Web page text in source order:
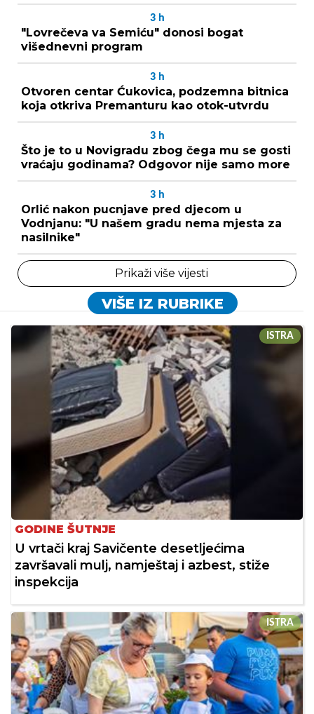
3 h
"Lovrečeva va Semiću" donosi bogat
višednevni program
3 h
Otvoren centar Ćukovica, podzemna bitnica
koja otkriva Premanturu kao otok-utvrdu
3 h
Što je to u Novigradu zbog čega mu se gosti
vraćaju godinama? Odgovor nije samo more
3 h
Orlić nakon pucnjave pred djecom u
Vodnjanu: "U našem gradu nema mjesta za
nasilnike"
Prikaži više vijesti
VIŠE IZ RUBRIKE
ISTRA
GODINE ŠUTNJE
U vrtači kraj Savičente desetljećima
završavali mulj, namještaj i azbest, stiže
inspekcija
ISTRA